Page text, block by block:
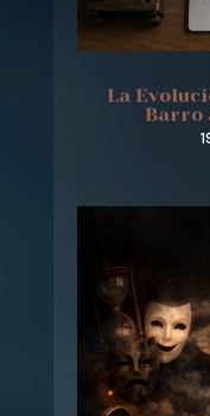
La
Barro